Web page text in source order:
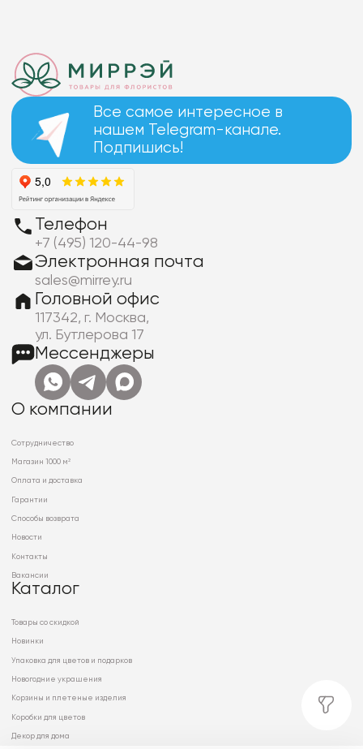
Все самое интересное в
нашем Telegram-канале.
Подпишись!
Телефон
+7 (495) 120-44-98
Электронная почта
sales@mirrey.ru
Головной офис
117342, г. Москва,
ул. Бутлерова 17
Мессенджеры
О компании
Сотрудничество
Магазин 1000 м²
Оплата и доставка
Гарантии
Способы возврата
Новости
Контакты
Вакансии
Каталог
Товары со скидкой
Новинки
Упаковка для цветов и подарков
Новогодние украшения
Корзины и плетеные изделия
Коробки для цветов
Декор для дома